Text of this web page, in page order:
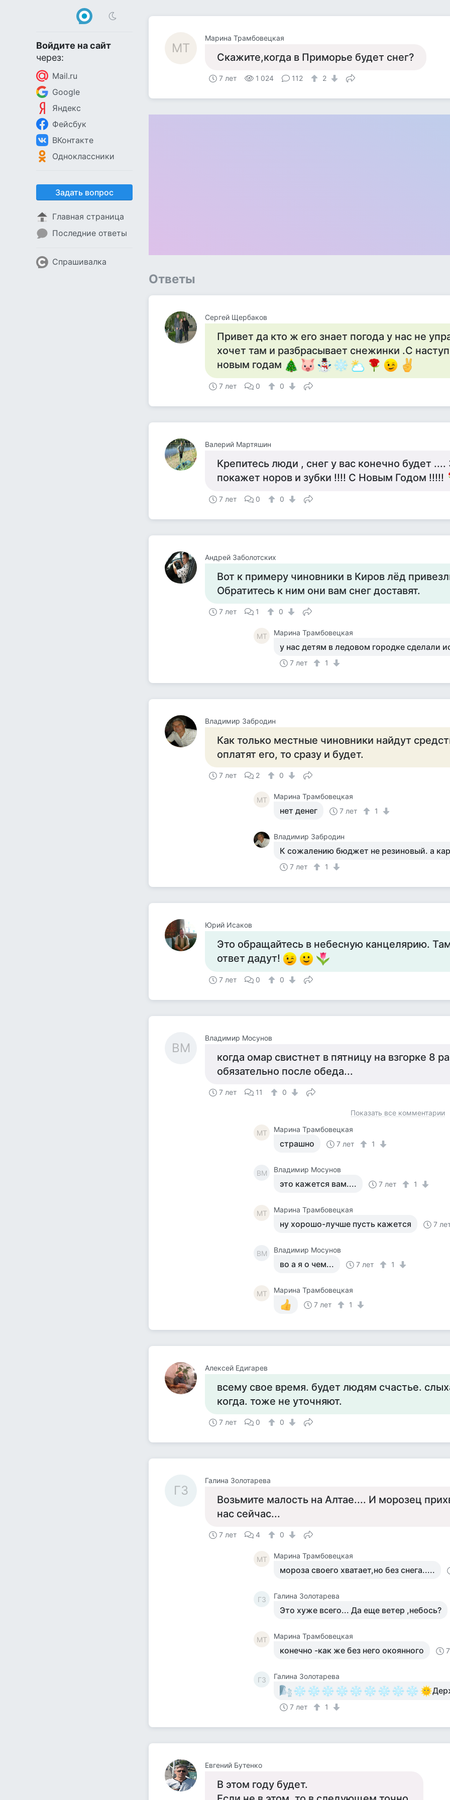
Войдите на сайт
через:
Mail.ru
Google
Яндекс
Фейсбук
ВКонтакте
Одноклассники
Задать вопрос
Главная страница
Последние ответы
Спрашивалка
МТ
Марина Трамбовецкая
Скажите,когда в Приморье будет снег?
7 лет 1 024 112 2
Ответы
Сергей Щербаков
Привет да кто ж его знает погода у нас не
хочет там и разбрасывает снежинки .С
новым годам
7 лет 0 0
Валерий Мартяшин
Крепитесь люди , снег у вас конечно будет
покажет норов и зубки !!!! С Новым Годом !!!!!
7 лет 0 0
Андрей Заболотских
Вот к примеру чиновники в Киров лёд
Обратитесь к ним они вам снег доставят.
7 лет 1 0
МТ Марина Трамбовецкая
у нас детям в ледовом городке сделали
7 лет 1
Владимир Забродин
Как только местные чиновники найдут
оплатят его, то сразу и будет.
7 лет 2 0
МТ Марина Трамбовецкая
нет денег 7 лет 1
Владимир Забродин
К сожалению бюджет не резиновый. а
7 лет 1
Юрий Исаков
Это обращайтесь в небесную канцелярию.
ответ дадут!
7 лет 0 0
ВМ
Владимир Мосунов
когда омар свистнет в пятницу на взгорке 8
обязательно после обеда...
7 лет 11 0
Показать все комментарии
МТ Марина Трамбовецкая
страшно 7 лет 1
ВМ Владимир Мосунов
это кажется вам.... 7 лет 1
МТ Марина Трамбовецкая
ну хорошо-лучше пусть кажется 7
ВМ Владимир Мосунов
во а я о чем... 7 лет 1
МТ
Марина Трамбовецкая
7 лет
1
Алексей Едигарев
всему свое время. будет людям счастье.
когда. тоже не уточняют.
7 лет 0 0
ГЗ
Галина Золотарева
Возьмите малость на Алтае.... И морозец
нас сейчас...
7 лет 4 0
МТ Марина Трамбовецкая
мороза своего хватает,но без снега.....
ГЗ Галина Золотарева
Это хуже всего... Да еще ветер ,небось?
МТ Марина Трамбовецкая
конечно -как же без него окоянного
ГЗ Галина Золотарева
7 лет 1
Евгений Бутенко
В этом году будет.